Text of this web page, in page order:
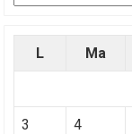
L Ma
3 4